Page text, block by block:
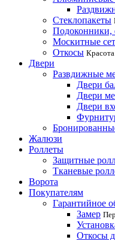
Стеклопакеты
Подоконники,
Москитные
Откосы
Двери
Развдижные
Двери
Двери
Двери
Жалюзи
Роллеты
Защитные
Тканевые
Ворота
Покупателям
Гарантийное
Замер
Откосы